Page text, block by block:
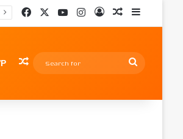
FacebookYouTubeInstagram
Log InRandom Article
Sidebar
Random Article
Search